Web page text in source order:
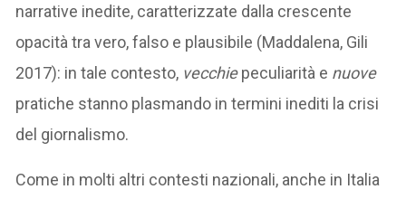
narrative inedite, caratterizzate dalla crescente
opacità tra vero, falso e plausibile (Maddalena, Gili
2017): in tale contesto, vecchiepeculiarità e nuove
pratiche stanno plasmando in termini inediti la crisi
del giornalismo.
Come in molti altri contesti nazionali, anche in Italia